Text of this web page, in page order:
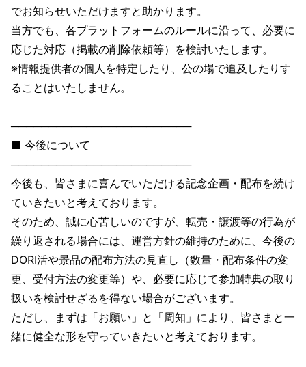
でお知らせいただけますと助かります。
当方でも、各プラットフォームのルールに沿って、必要に
応じた対応（掲載の削除依頼等）を検討いたします。
※情報提供者の個人を特定したり、公の場で追及したりす
ることはいたしません。
────────────────────────
■ 今後について
────────────────────────
今後も、皆さまに喜んでいただける記念企画・配布を続け
ていきたいと考えております。
そのため、誠に心苦しいのですが、転売・譲渡等の行為が
繰り返される場合には、運営方針の維持のために、今後の
DORI活や景品の配布方法の見直し（数量・配布条件の変
更、受付方法の変更等）や、必要に応じて参加特典の取り
扱いを検討せざるを得ない場合がございます。
ただし、まずは「お願い」と「周知」により、皆さまと一
緒に健全な形を守っていきたいと考えております。